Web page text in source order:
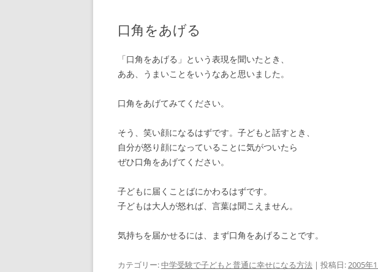
口角をあげる
「口角をあげる」という表現を聞いたとき、
ああ、うまいことをいうなあと思いました。
口角をあげてみてください。
そう、笑い顔になるはずです。子どもと話すとき、
自分が怒り顔になっていることに気がついたら
ぜひ口角をあげてください。
子どもに届くことばにかわるはずです。
子どもは大人が怒れば、言葉は聞こえません。
気持ちを届かせるには、まず口角をあげることです。
カテゴリー:中学受験で子どもと普通に幸せになる方法 | 投稿日:2005年